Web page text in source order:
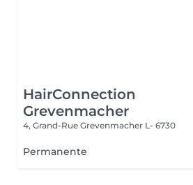
HairConnection
Grevenmacher
4, Grand-Rue Grevenmacher L- 6730
Permanente